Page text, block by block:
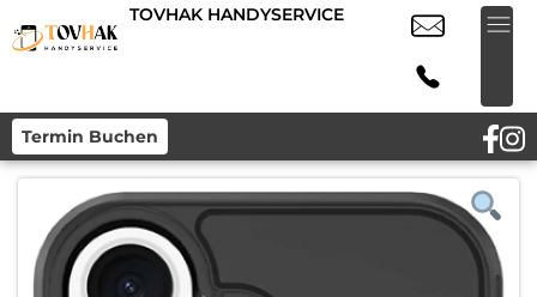
TOVHAK HANDYSERVICE
Termin Buchen